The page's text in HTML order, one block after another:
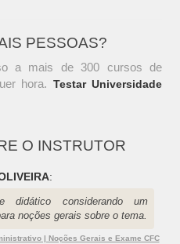
PESSOAS?
a mais de 300 cursos de
hora. Testar Universidade
O INSTRUTOR
:
didático considerando um
noções gerais sobre o tema.
| Noções Gerais e Exame CFC